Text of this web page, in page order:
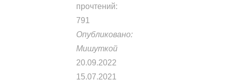
прочтений:
791
Опубликовано:
Мишуткой
20.09.2022
15.07.2021